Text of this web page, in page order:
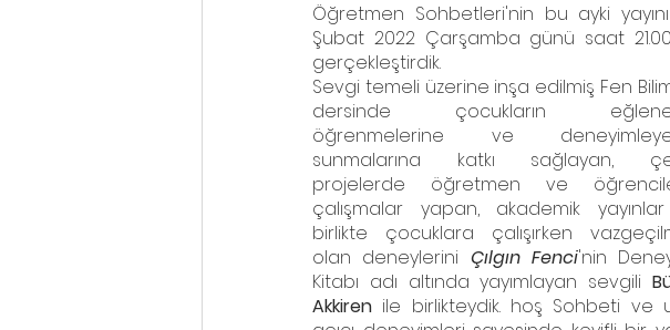
Öğretmen Sohbetleri'nin bu ayki
Şubat 2022 Çarşamba günü saat
gerçekleştirdik.
Sevgi temeli üzerine inşa edilmiş Fen
dersinde çocukların
öğrenmelerine ve
sunmalarına katkı sağlayan,
projelerde öğretmen ve
çalışmalar yapan, akademik
birlikte çocuklara çalışırken
olan deneylerini Çılgın Fenci'nin
Kitabı adı altında yayımlayan sevgili
Akkiren ile birlikteydik. hoş Sohbeti ve